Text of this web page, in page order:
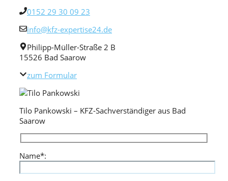
0152 29 30 09 23
info@kfz-expertise24.de
Philipp-Müller-Straße 2 B
15526 Bad Saarow
zum Formular
Tilo Pankowski – KFZ-Sachverständiger aus Bad
Saarow
Name*: